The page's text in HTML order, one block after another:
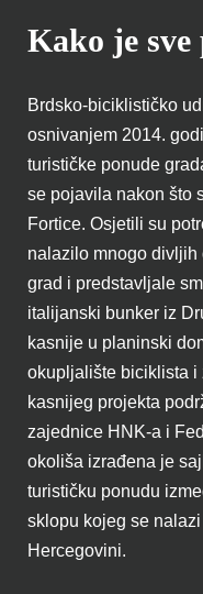
Kako je sve
Brdsko-biciklističko
osnivanjem 2014.
turističke ponude
se pojavila nakon što
Fortice. Osjetili su
nalazilo mnogo
grad i predstavljale
italijanski bunker iz
kasnije u planinski
okupljalište biciklista i
kasnijeg projekta
zajednice HNK-a i
okoliša izrađena je
turističku ponudu
sklopu kojeg se
Hercegovini.